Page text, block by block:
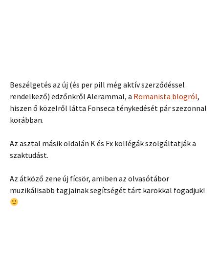
Beszélgetés az új (és per pill még aktív szerződéssel
rendelkező) edzőnkről Alerammal, a Romanista blogról,
hiszen ő közelről látta Fonseca ténykedését pár szezonnal
korábban.
Az asztal másik oldalán K és Fx kollégák szolgáltatják a
szaktudást.
Az átköző zene új fícsör, amiben az olvasótábor
muzikálisabb tagjainak segítségét tárt karokkal fogadjuk!